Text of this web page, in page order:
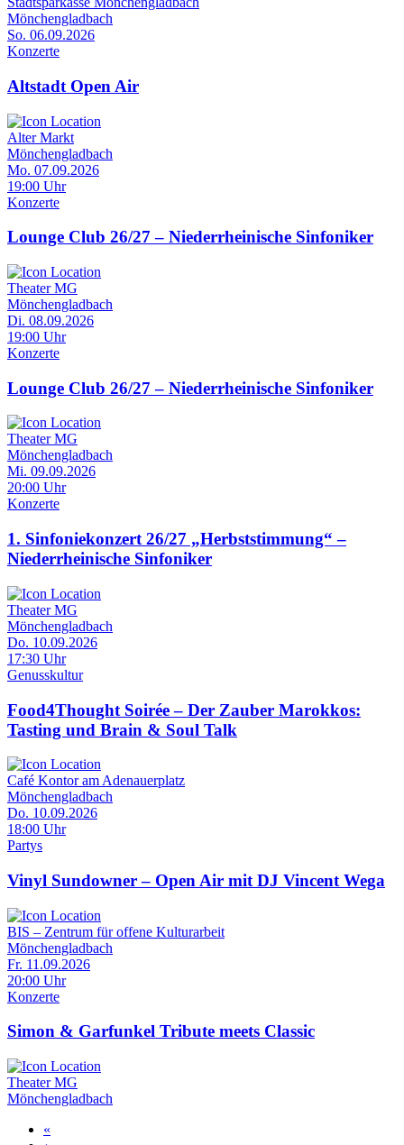
Mönchengladbach
So. 06.09.2026
Konzerte
Altstadt Open Air
Alter Markt
Mönchengladbach
Mo. 07.09.2026
19:00 Uhr
Konzerte
Lounge Club 26/27 – Niederrheinische Sinfoniker
Theater MG
Mönchengladbach
Di. 08.09.2026
19:00 Uhr
Konzerte
Lounge Club 26/27 – Niederrheinische Sinfoniker
Theater MG
Mönchengladbach
Mi. 09.09.2026
20:00 Uhr
Konzerte
1. Sinfoniekonzert 26/27 „Herbststimmung“ –
Niederrheinische Sinfoniker
Theater MG
Mönchengladbach
Do. 10.09.2026
17:30 Uhr
Genusskultur
Food4Thought Soirée – Der Zauber Marokkos:
Tasting und Brain & Soul Talk
Café Kontor am Adenauerplatz
Mönchengladbach
Do. 10.09.2026
18:00 Uhr
Partys
Vinyl Sundowner – Open Air mit DJ Vincent Wega
BIS – Zentrum für offene Kulturarbeit
Mönchengladbach
Fr. 11.09.2026
20:00 Uhr
Konzerte
Simon & Garfunkel Tribute meets Classic
Theater MG
Mönchengladbach
Erste
«